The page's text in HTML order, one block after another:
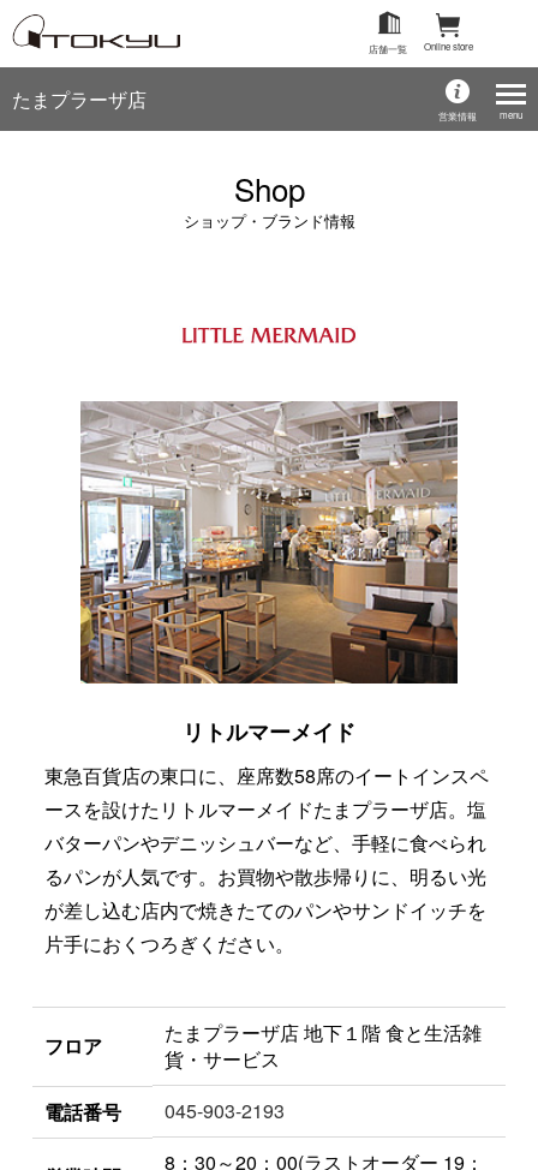
Online store
店舗一覧
たまプラーザ店
営業情報
Shop
ショップ・ブランド情報
リトルマーメイド
東急百貨店の東口に、座席数58席のイートインスペ
ースを設けたリトルマーメイドたまプラーザ店。塩
バターパンやデニッシュバーなど、手軽に食べられ
るパンが人気です。お買物や散歩帰りに、明るい光
が差し込む店内で焼きたてのパンやサンドイッチを
片手におくつろぎください。
フロア
たまプラーザ店 地下１階 食と生活雑
貨・サービス
電話番号
045-903-2193
8：30～20：00(ラストオーダー 19：
menu